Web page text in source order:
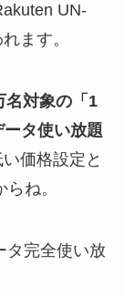
UN-
ます。
名対象の「1
ータ使い放題
価格設定と
ね。
タ完全使い放